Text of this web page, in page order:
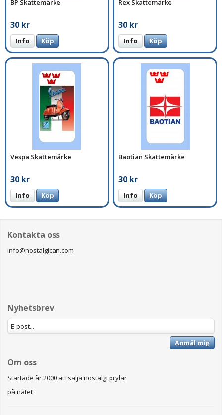
BP Skattemärke
30 kr
Info Köp
Rex Skattemärke
30 kr
Info Köp
Vespa Skattemärke
30 kr
Info Köp
Baotian Skattemärke
30 kr
Info Köp
Kontakta oss
info@nostalgican.com
Nyhetsbrev
Anmäl mig
Om oss
Startade år 2000 att sälja nostalgi prylar
på nätet